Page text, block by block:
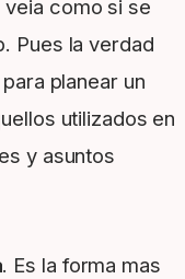
como si se
Pues la verdad
planear un
utilizados en
y asuntos
. Es la forma mas